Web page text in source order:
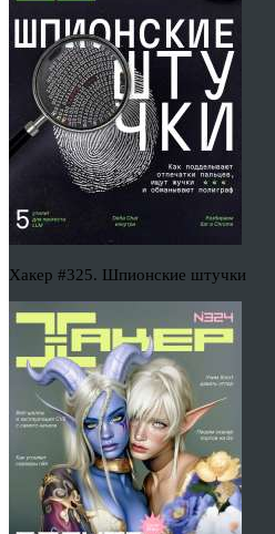
Хакер #325. Шпионские штучки